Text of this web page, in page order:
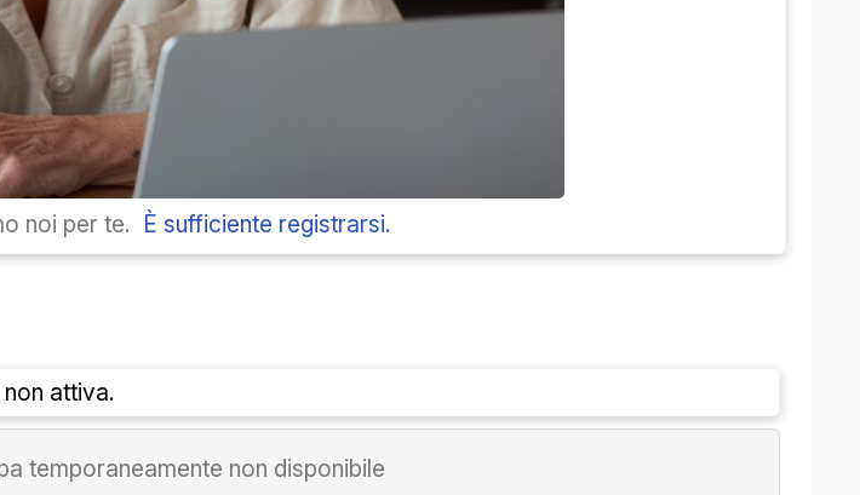
noi per te. È sufficiente registrarsi.
attiva.
temporaneamente non disponibile